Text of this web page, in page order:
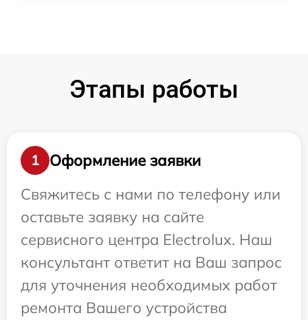
Этапы работы
1
Оформление заявки
Свяжитесь с нами по телефону или
оставьте заявку на сайте
сервисного центра Electrolux. Наш
консультант ответит на Ваш запрос
для уточнения необходимых работ
ремонта Вашего устройства